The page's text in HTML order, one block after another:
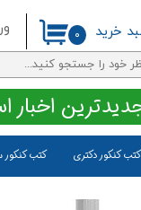
کتب کنکور دکتری کتب
۰ خرید
اخبار